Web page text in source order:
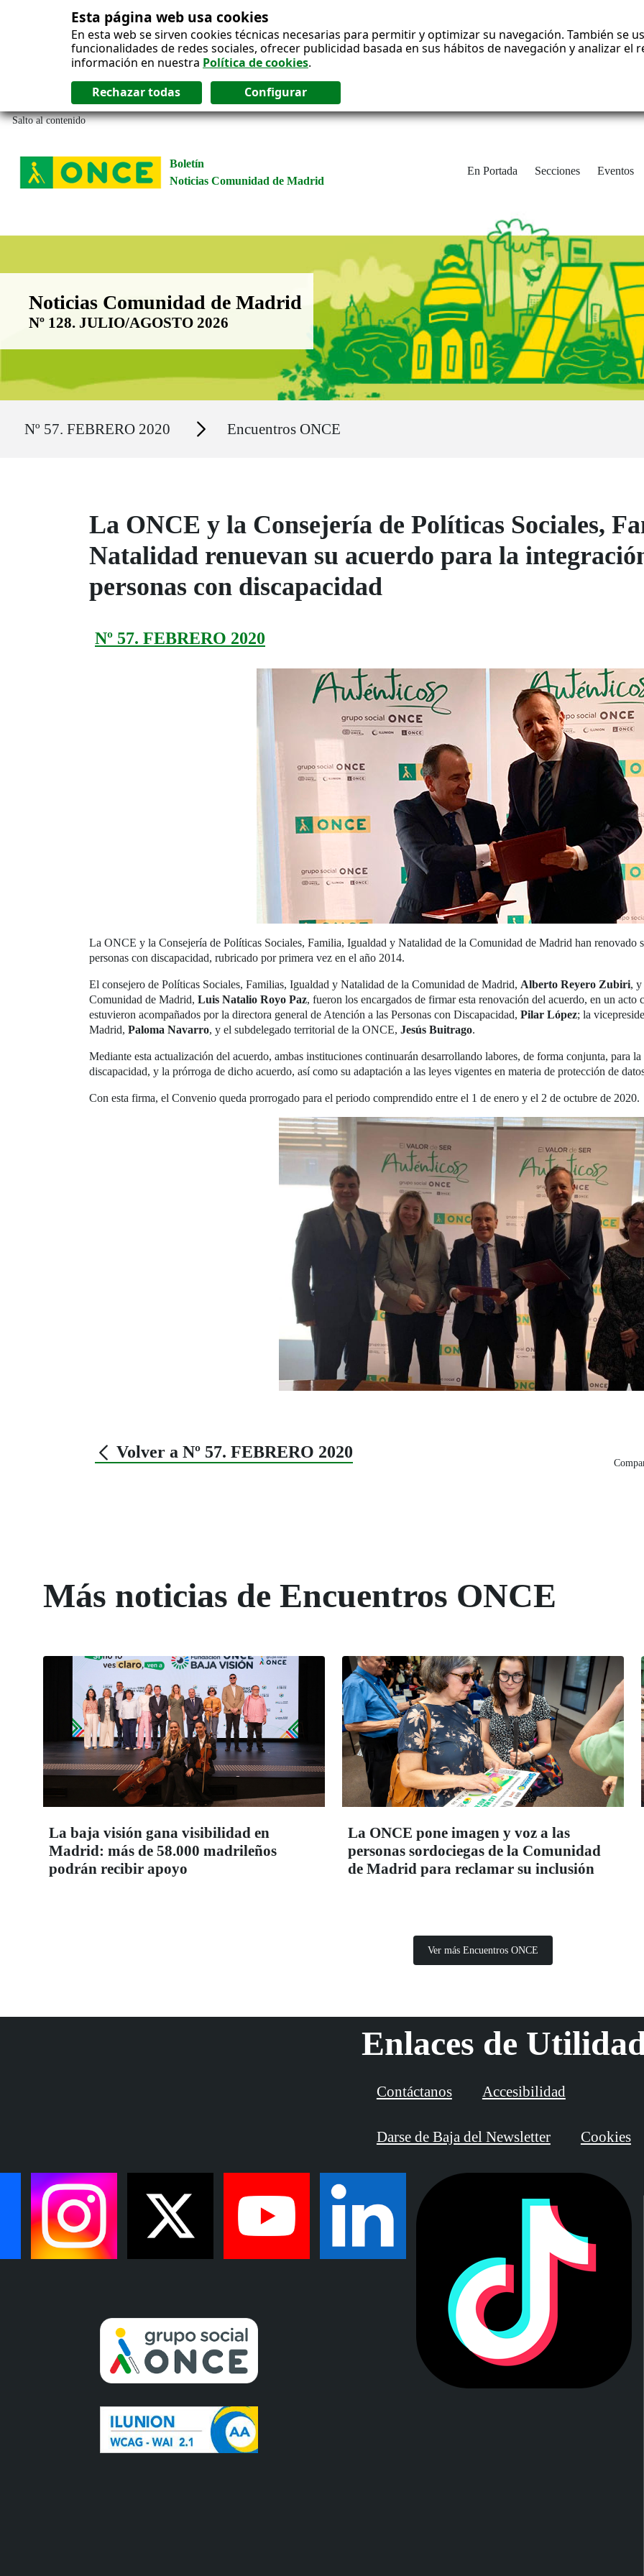
Esta página web usa cookies
En esta web se sirven cookies técnicas necesarias para permitir y optimizar su navegación. También se
funcionalidades de redes sociales, ofrecer publicidad basada en sus hábitos de navegación y analizar
información en nuestra Política de cookies.
Salto al contenido
Boletín
Noticias Comunidad de Madrid
En Portada Secciones Eventos
Boletín Noticias Comunidad de Madrid
Noticias Comunidad de Madrid
Nº 128. JULIO/AGOSTO 2026
Nº 57. FEBRERO 2020 Secciones Encuentros ONCE
La ONCE y la Consejería de Políticas Sociales,
Natalidad renuevan su acuerdo para la
personas con discapacidad
Nº 57. FEBRERO 2020
La ONCE y la Consejería de Políticas Sociales, Familia, Igualdad y Natalidad de la Comunidad de Madrid han renovado
personas con discapacidad, rubricado por primera vez en el año 2014.
El consejero de Políticas Sociales, Familias, Igualdad y Natalidad de la Comunidad de Madrid, Alberto Reyero Zubiri, y
Comunidad de Madrid, Luis Natalio Royo Paz, fueron los encargados de firmar esta renovación del acuerdo, en un acto
estuvieron acompañados por la directora general de Atención a las Personas con Discapacidad, Pilar López; la
Madrid, Paloma Navarro, y el subdelegado territorial de la ONCE, Jesús Buitrago.
Mediante esta actualización del acuerdo, ambas instituciones continuarán desarrollando labores, de forma conjunta, para
discapacidad, y la prórroga de dicho acuerdo, así como su adaptación a las leyes vigentes en materia de protección de
Con esta firma, el Convenio queda prorrogado para el periodo comprendido entre el 1 de enero y el 2 de octubre de 2020.
Volver a Nº 57. FEBRERO 2020
Más noticias de Encuentros ONCE
La baja visión gana visibilidad en
Madrid: más de 58.000 madrileños
podrán recibir apoyo
La ONCE pone imagen y voz a las
personas sordociegas de la Comunidad
de Madrid para reclamar su inclusión
Ver más Encuentros ONCE
Enlaces de
Contáctanos Accesibilidad
Darse de Baja del Newsletter Cookies